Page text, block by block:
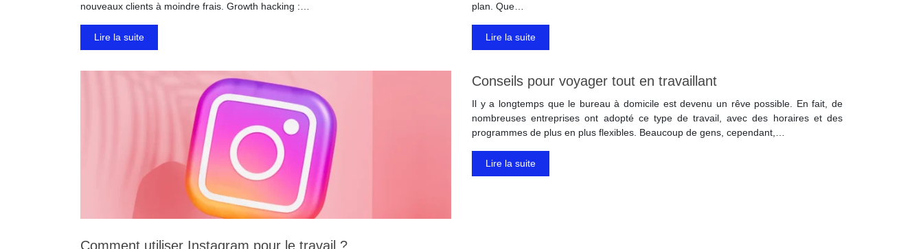
nouveaux clients à moindre frais. Growth hacking :…
Lire la suite
plan. Que…
Lire la suite
Comment utiliser Instagram pour le travail ?
Conseils pour voyager tout en travaillant
Il y a longtemps que le bureau à domicile est devenu un rêve possible. En fait, de
nombreuses entreprises ont adopté ce type de travail, avec des horaires et des
programmes de plus en plus flexibles. Beaucoup de gens, cependant,…
Lire la suite